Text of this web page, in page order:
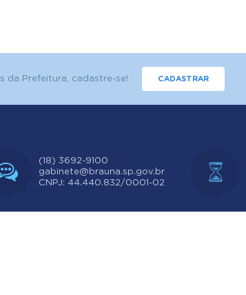
da Prefeitura, cadastre-se! CADASTRAR
(18) 3692-9100
gabinete@brauna.sp.gov.br
CNPJ: 44.440.832/0001-02